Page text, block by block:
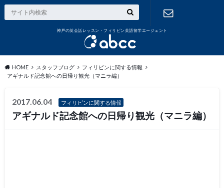
神戸の英会話レッスン・フィリピン英語留学エージェント
HOME スタッフブログ
フィリピンに関する情報
アギナルド記念館への日帰り観光（マニラ編）
2017.06.04 フィリピンに関する情報
アギナルド記念館への日帰り観光（マニラ編）